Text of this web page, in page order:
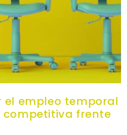
el empleo temporal
frente